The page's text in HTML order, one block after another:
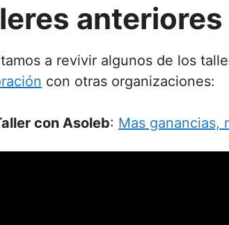
anteriores
a revivir algunos de los
con otras organizaciones:
con Asoleb: Mas ganancias,